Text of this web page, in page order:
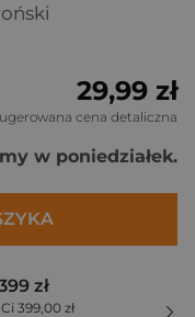
29,99 zł
cena detaliczna
w poniedziałek.
zł
399,00 zł